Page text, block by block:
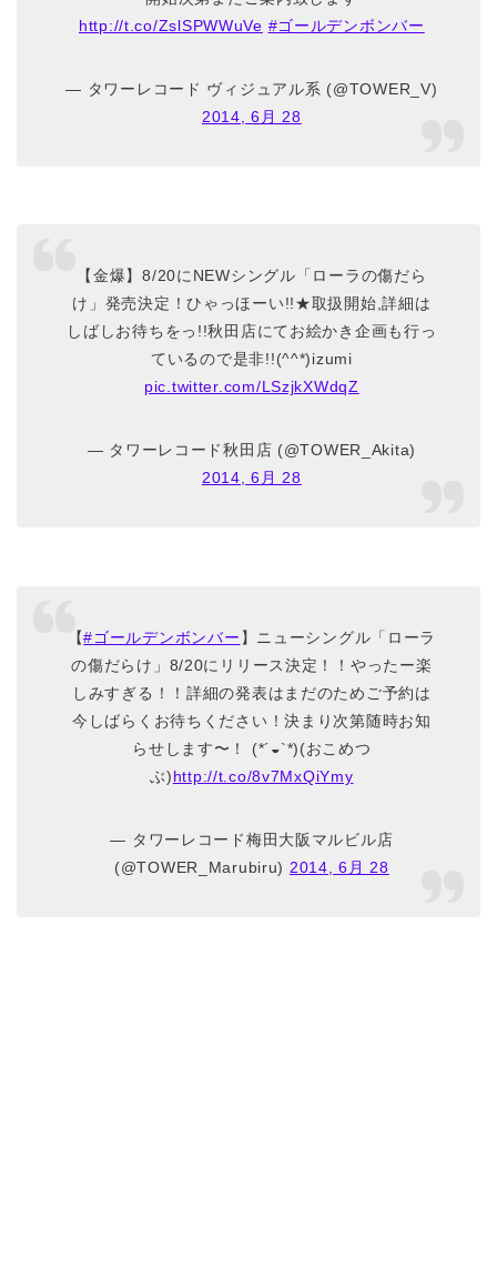
http://t.co/ZslSPWWuVe #ゴールデンボンバー
— タワーレコード ヴィジュアル系 (@TOWER_V)
2014, 6月 28
【金爆】8/20にNEWシングル「ローラの傷だら
け」発売決定！ひゃっほーい!!★取扱開始,詳細は
しばしお待ちをっ!!秋田店にてお絵かき企画も行っ
ているので是非!!(^^*)izumi
pic.twitter.com/LSzjkXWdqZ
— タワーレコード秋田店 (@TOWER_Akita)
2014, 6月 28
【#ゴールデンボンバー 】ニューシングル「ローラ
の傷だらけ」8/20にリリース決定！！やったー楽
しみすぎる！！詳細の発表はまだのためご予約は
今しばらくお待ちください！決まり次第随時お知
らせします〜！ (*´◒`*)(おこめつ
ぶ)http://t.co/8v7MxQiYmy
— タワーレコード梅田大阪マルビル店
(@TOWER_Marubiru) 2014, 6月 28